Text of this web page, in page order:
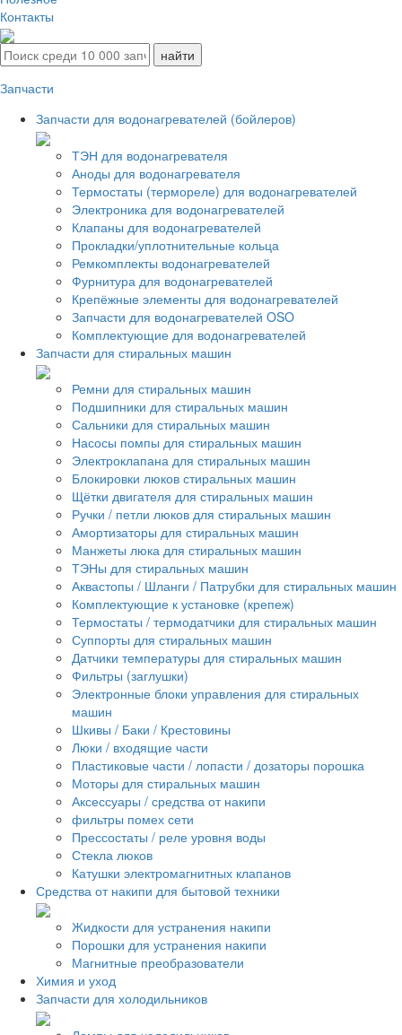
Контакты
Запчасти
Запчасти для водонагревателей (бойлеров)
ТЭН для водонагревателя
Аноды для водонагревателя
Термостаты (термореле) для водонагревателей
Электроника для водонагревателей
Клапаны для водонагревателей
Прокладки/уплотнительные кольца
Ремкомплекты водонагревателей
Фурнитура для водонагревателей
Крепёжные элементы для водонагревателей
Запчасти для водонагревателей OSO
Комплектующие для водонагревателей
Запчасти для стиральных машин
Ремни для стиральных машин
Подшипники для стиральных машин
Сальники для стиральных машин
Насосы помпы для стиральных машин
Электроклапана для стиральных машин
Блокировки люков стиральных машин
Щётки двигателя для стиральных машин
Ручки / петли люков для стиральных машин
Амортизаторы для стиральных машин
Манжеты люка для стиральных машин
ТЭНы для стиральных машин
Аквастопы / Шланги / Патрубки для стиральных машин
Комплектующие к установке (крепеж)
Термостаты / термодатчики для стиральных машин
Суппорты для стиральных машин
Датчики температуры для стиральных машин
Фильтры (заглушки)
Электронные блоки управления для стиральных
машин
Шкивы / Баки / Крестовины
Люки / входящие части
Пластиковые части / лопасти / дозаторы порошка
Моторы для стиральных машин
Аксессуары / средства от накипи
фильтры помех сети
Прессостаты / реле уровня воды
Стекла люков
Катушки электромагнитных клапанов
Средства от накипи для бытовой техники
Жидкости для устранения накипи
Порошки для устранения накипи
Магнитные преобразователи
Химия и уход
Запчасти для холодильников